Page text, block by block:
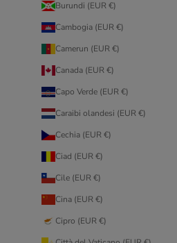
Burundi (EUR €)
Cambogia (EUR €)
Camerun (EUR €)
Canada (EUR €)
Capo Verde (EUR €)
Caraibi olandesi (EUR €)
Cechia (EUR €)
Ciad (EUR €)
Cile (EUR €)
Cina (EUR €)
Cipro (EUR €)